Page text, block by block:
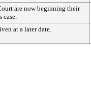
are now beginning their
case.
at a later date.